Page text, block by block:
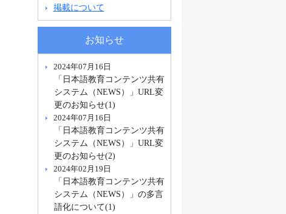
掲載について
お知らせ
2024年07月16日
「日本語教育コンテンツ共有
システム（NEWS）」URL変
更のお知らせ(1)
2024年07月16日
「日本語教育コンテンツ共有
システム（NEWS）」URL変
更のお知らせ(2)
2024年02月19日
「日本語教育コンテンツ共有
システム（NEWS）」の多言
語化について(1)